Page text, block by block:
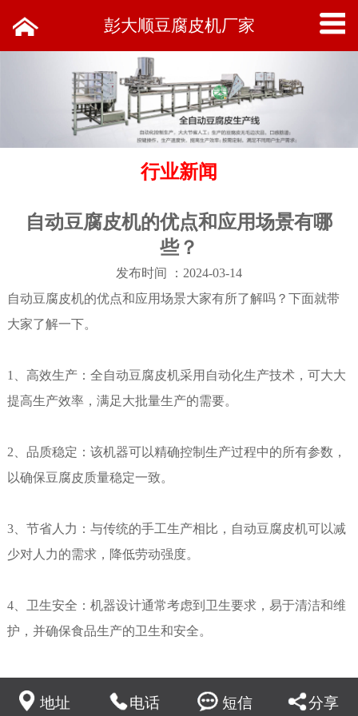
彭大顺豆腐皮机厂家
行业新闻
自动豆腐皮机的优点和应用场景有哪
些？
发布时间 ：2024-03-14
自动豆腐皮机的优点和应用场景大家有所了解吗？下面就带
大家了解一下。
1、高效生产：全自动豆腐皮机采用自动化生产技术，可大大
提高生产效率，满足大批量生产的需要。
2、品质稳定：该机器可以精确控制生产过程中的所有参数，
以确保豆腐皮质量稳定一致。
3、节省人力：与传统的手工生产相比，自动豆腐皮机可以减
少对人力的需求，降低劳动强度。
4、卫生安全：机器设计通常考虑到卫生要求，易于清洁和维
护，并确保食品生产的卫生和安全。
地址 电话 短信 分享